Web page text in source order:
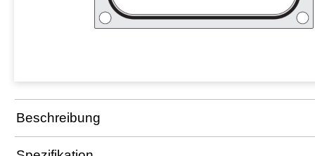
Beschreibung